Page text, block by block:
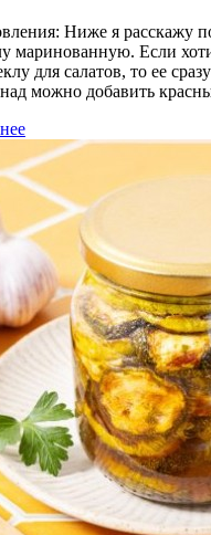
Ниже я расскажу
маринованную. Если
для салатов, то ее
можно добавить